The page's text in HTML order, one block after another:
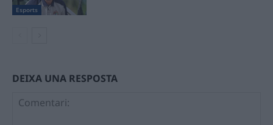
Esports
DEIXA UNA RESPOSTA